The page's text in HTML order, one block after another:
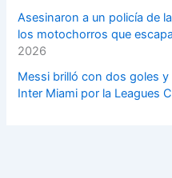
Asesinaron a un policía de
los motochorros que
2026
Messi brilló con dos goles
Inter Miami por la Leagues